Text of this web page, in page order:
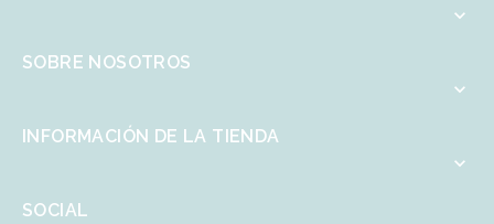

SOBRE NOSOTROS

INFORMACIÓN DE LA TIENDA

SOCIAL